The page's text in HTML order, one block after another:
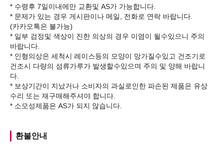
* 수령후 7일이내에만 교환및 AS가 가능합니다.
* 문제가 있는 경우 게시판이나 메일, 전화로 연락 바랍니다.
(카카오톡은 불가능)
* 일부 검정및 색상이 진한 의상의 경우 이염이 될수있으니 주의
바랍니다.
* 인형의상은 세척시 레이스등의 모양이 망가질수있고 건조기로
건조시 다량의 섬류가루가 발생할수있으며 주의 및 양해 바랍니
다.
* 보상기간이 지났거나 소비자의 과실로인한 파손된 제품은 유상
수리 또는 재구매해주셔야 합니다.
환불안내